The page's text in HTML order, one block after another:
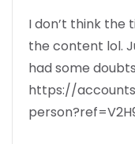
I don’t think
the content lol.
had some
https://